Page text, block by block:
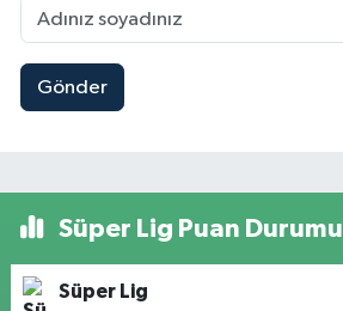
Gönder
Süper Lig Puan Durumu
Süper Lig